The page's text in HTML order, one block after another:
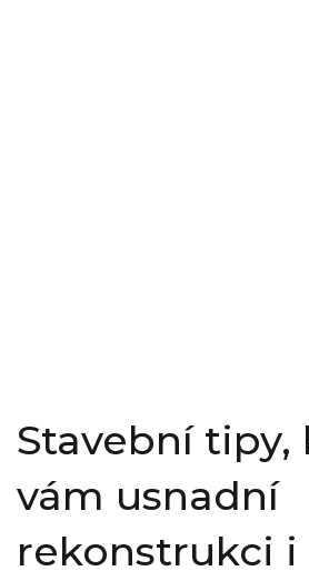
Stavební tipy,
vám usnadní
rekonstrukci i